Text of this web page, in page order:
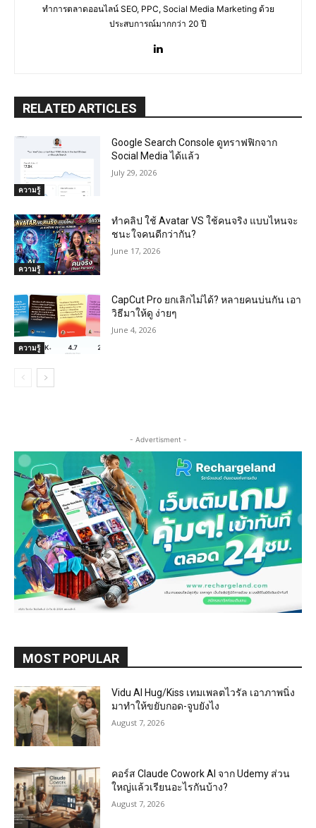
ทำการตลาดออนไลน์ SEO, PPC, Social Media Marketing ด้วย
ประสบการณ์มากกว่า 20 ปี
RELATED ARTICLES
ความรู้
Google Search Console ดูทราฟฟิกจาก
Social Media ได้แล้ว
July 29, 2026
ความรู้
ทำคลิป ใช้ Avatar VS ใช้คนจริง แบบไหนจะ
ชนะใจคนดีกว่ากัน?
June 17, 2026
ความรู้
CapCut Pro ยกเลิกไม่ได้? หลายคนบ่นกัน เอา
วิธีมาให้ดู ง่ายๆ
June 4, 2026
- Advertisment -
MOST POPULAR
Vidu AI Hug/Kiss เทมเพลตไวรัล เอาภาพนิ่ง
มาทำให้ขยับกอด-จูบยังไง
August 7, 2026
คอร์ส Claude Cowork AI จาก Udemy ส่วน
ใหญ่แล้วเรียนอะไรกันบ้าง?
August 7, 2026